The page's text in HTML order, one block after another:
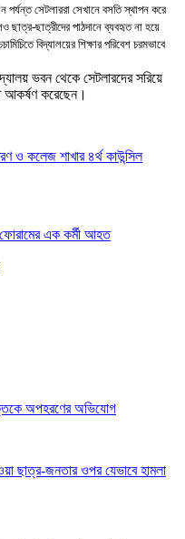
পর্যন্ত সেটলাররা সেখানে বসতি স্থাপন করে
ছাত্র-ছাত্রীদের পাঠদানে ব্যবহৃত না হয়ে
বিদ্যালয়ের শিক্ষার পরিবেশ চরমভাবে
ভবন থেকে সেটলারদেরসরিয়ে
আকর্ষণ করেছেন।
ও কলেজ শাখার ৪র্থ কাউন্সিল
ফোরামের এক কর্মী আহত
অপহরণের অভিযোগ
ছাত্র-জনতার ওপর যেভাবে হামলা